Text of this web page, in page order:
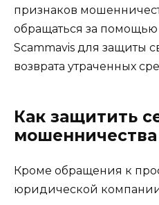
признаков
обращаться за
Scammavis для защиты
возврата утраченных
Как защитить
мошенничества
Кроме обращения к
юридической компании